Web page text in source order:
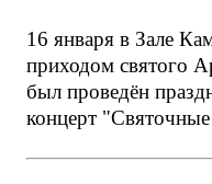
16 января в Зале
приходом святого
был проведён
концерт "Святочные